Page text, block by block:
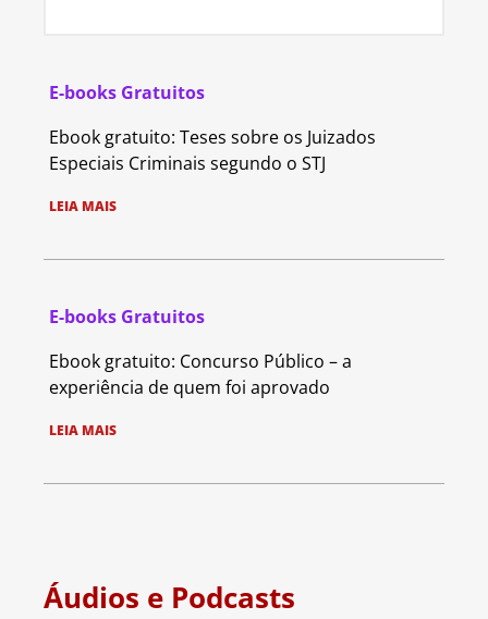
E-books Gratuitos
Ebook gratuito: Teses sobre os Juizados
Especiais Criminais segundo o STJ
LEIA MAIS
E-books Gratuitos
Ebook gratuito: Concurso Público – a
experiência de quem foi aprovado
LEIA MAIS
Áudios e Podcasts